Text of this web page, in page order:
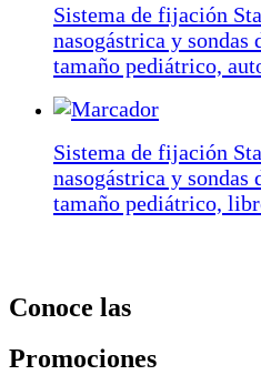
Sistema de fijación
nasogástrica y
tamaño pediátrico,
Sistema de fijación
nasogástrica y
tamaño pediátrico,
Conoce las
Promociones